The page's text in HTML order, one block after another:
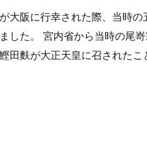
大阪に行幸された際、当時
した。 宮内省から当時の尾
田麩が大正天皇に召されたこ